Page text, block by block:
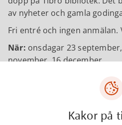
av nyheter och gamla
Fri entré och ingen anmälan.
När: onsdagar 23
november, 16 december
Kakor på